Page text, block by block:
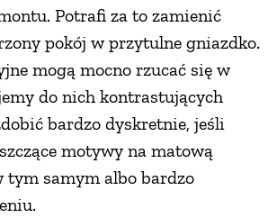
Potrafi za to zamienić
pokój w przytulne gniazdko.
mogą mocno rzucać się w
do nich kontrastujących
bardzo dyskretnie, jeśli
motywy na matową
tym samym albo bardzo
PRZEPISY
ŚNIADANIA
PRZYSTAWKI